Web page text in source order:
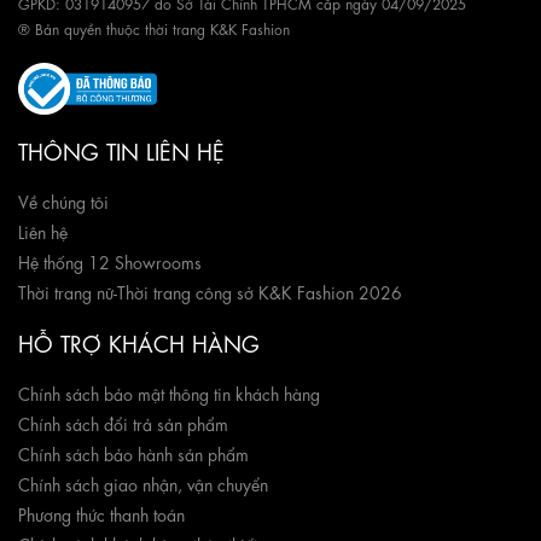
® Bản quyền thuộc thời trang K&K Fashion
THÔNG TIN LIÊN HỆ
Về chúng tôi
Liên hệ
Hệ thống 12 Showrooms
Thời trang nữ-Thời trang công sở K&K Fashion 2026
HỖ TRỢ KHÁCH HÀNG
Chính sách bảo mật thông tin khách hàng
Chính sách đổi trả sản phẩm
Chính sách bảo hành sản phẩm
Chính sách giao nhận, vận chuyển
Phương thức thanh toán